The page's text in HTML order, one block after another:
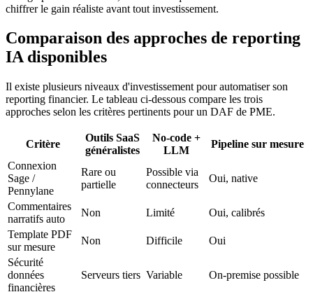
chiffrer le gain réaliste avant tout investissement.
Comparaison des approches de reporting
IA disponibles
Il existe plusieurs niveaux d'investissement pour automatiser son
reporting financier. Le tableau ci-dessous compare les trois
approches selon les critères pertinents pour un DAF de PME.
Critère
Outils SaaS
généralistes
No-code +
LLM
Pipeline sur mesure
Connexion
Sage /
Pennylane
Rare ou
partielle
Possible via
connecteurs
Oui, native
Commentaires
narratifs auto
Non Limité
Oui, calibrés
Template PDF
sur mesure
Non Difficile
Oui
Sécurité
données
financières
Serveurs tiers Variable On-premise possible